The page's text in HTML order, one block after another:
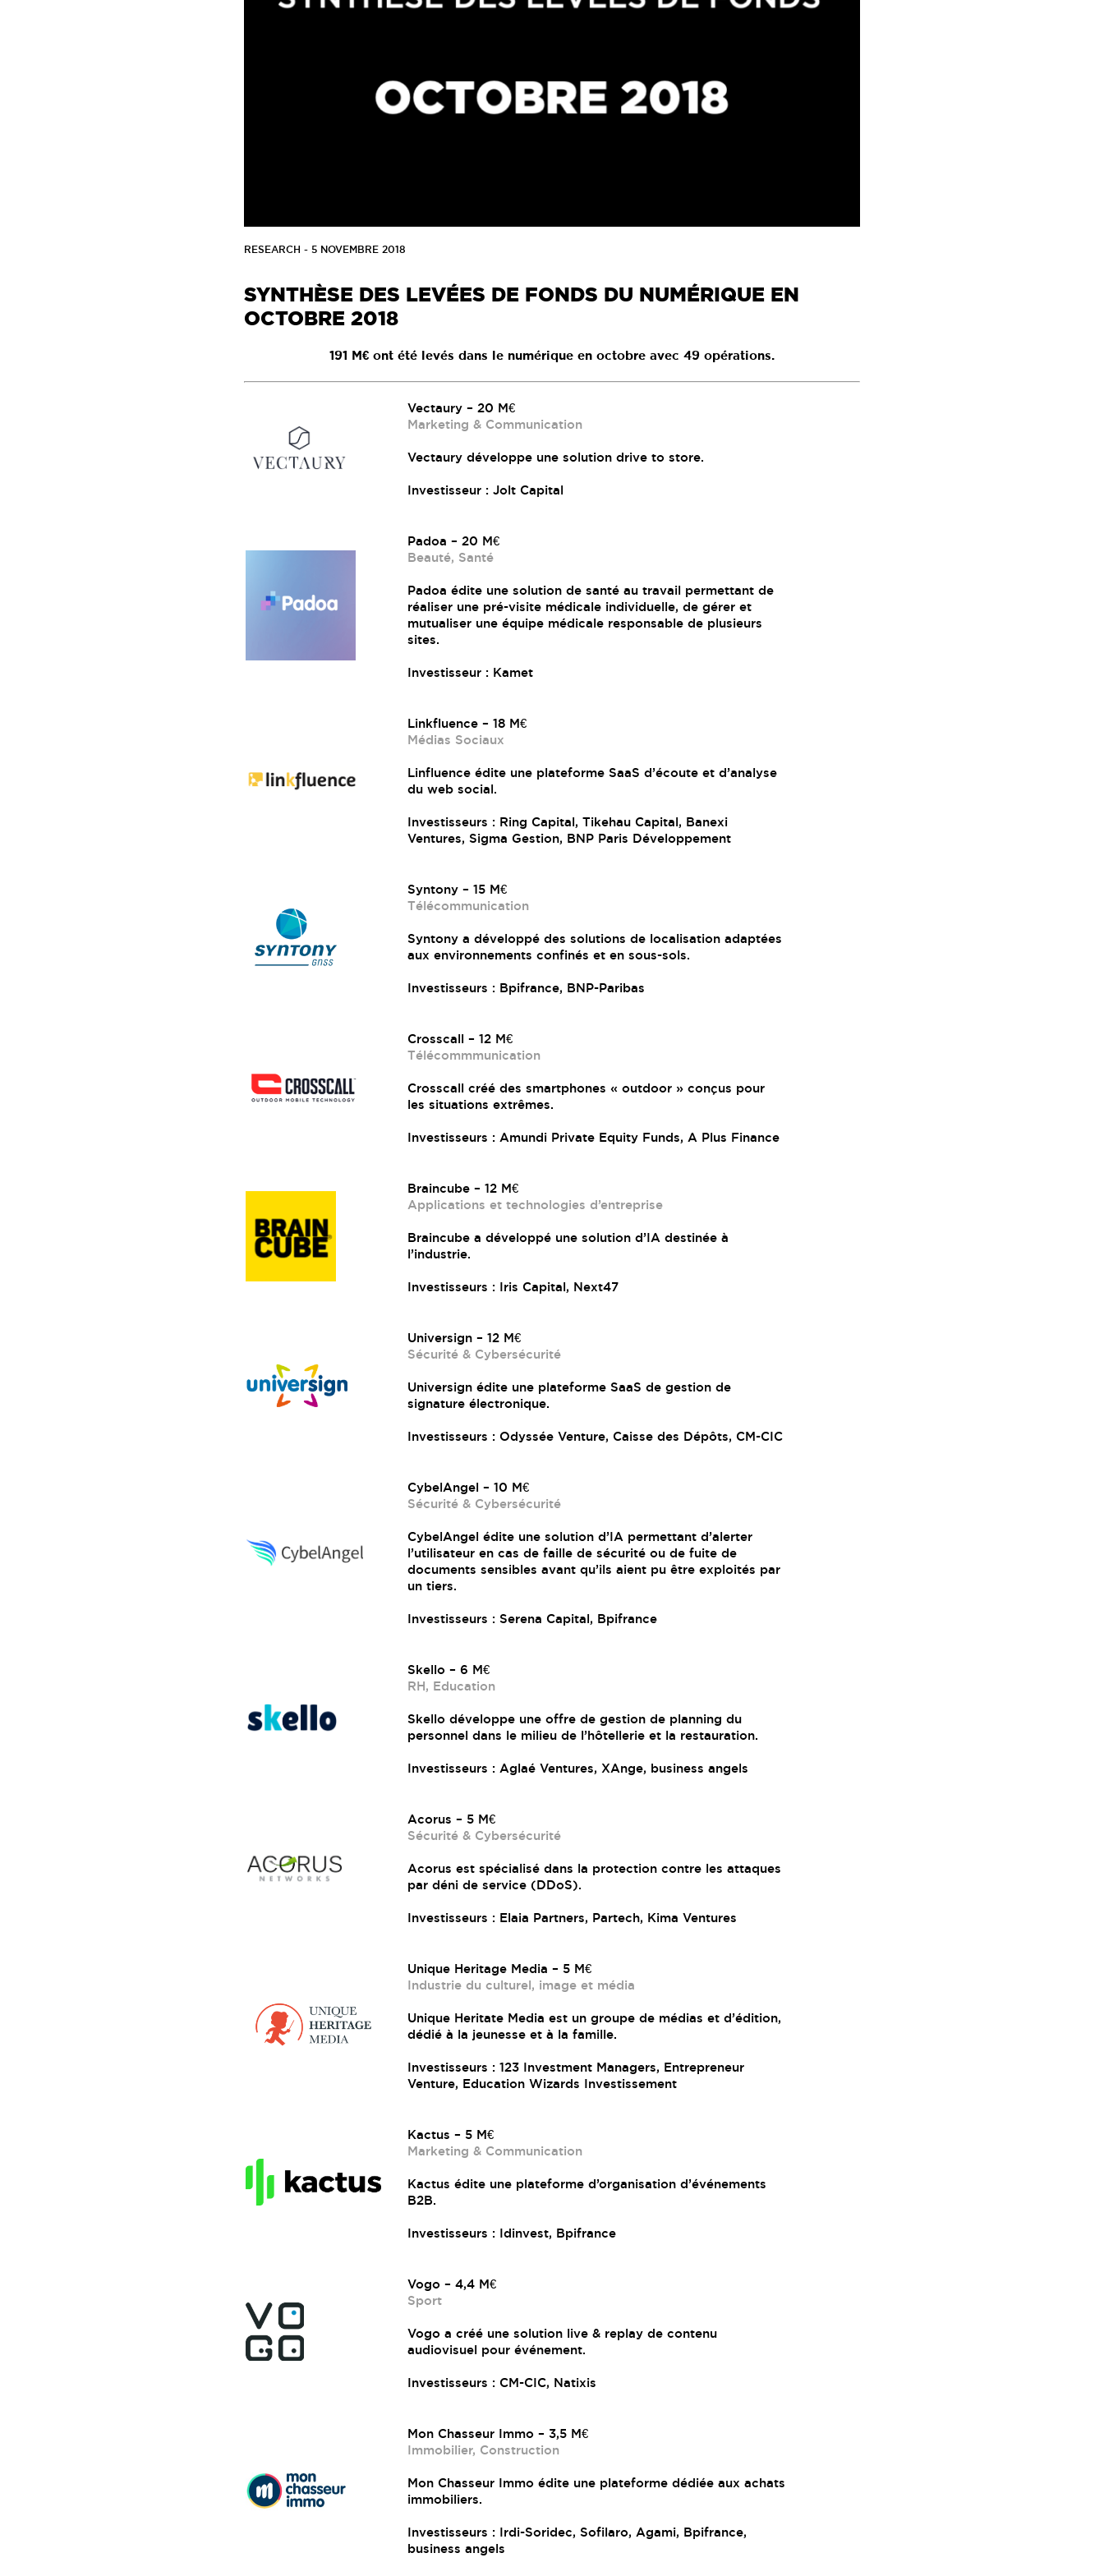
RESEARCH - 5 NOVEMBRE 2018
SYNTHÈSE DES LEVÉES DE FONDS DU NUMÉRIQUE EN
OCTOBRE 2018
191 M€ ont été levés dans le numérique en octobre avec 49 opérations.
Vectaury – 20 M€
Marketing & Communication
Vectaury développe une solution drive to store.
Investisseur : Jolt Capital
Padoa – 20 M€
Beauté, Santé
Padoa édite une solution de santé au travail permettant de
réaliser une pré-visite médicale individuelle, de gérer et
mutualiser une équipe médicale responsable de plusieurs
sites.
Investisseur : Kamet
Linkfluence – 18 M€
Médias Sociaux
Linfluence édite une plateforme SaaS d’écoute et d’analyse
du web social.
Investisseurs : Ring Capital, Tikehau Capital, Banexi
Ventures, Sigma Gestion, BNP Paris Développement
Syntony – 15 M€
Télécommunication
Syntony a développé des solutions de localisation adaptées
aux environnements confinés et en sous-sols.
Investisseurs : Bpifrance, BNP-Paribas
Crosscall – 12 M€
Télécommmunication
Crosscall créé des smartphones « outdoor » conçus pour
les situations extrêmes.
Investisseurs : Amundi Private Equity Funds, A Plus Finance
Braincube – 12 M€
Applications et technologies d’entreprise
Braincube a développé une solution d’IA destinée à
l’industrie.
Investisseurs : Iris Capital, Next47
Universign – 12 M€
Sécurité & Cybersécurité
Universign édite une plateforme SaaS de gestion de
signature électronique.
Investisseurs : Odyssée Venture, Caisse des Dépôts, CM-CIC
CybelAngel – 10 M€
Sécurité & Cybersécurité
CybelAngel édite une solution d’IA permettant d’alerter
l’utilisateur en cas de faille de sécurité ou de fuite de
documents sensibles avant qu’ils aient pu être exploités par
un tiers.
Investisseurs : Serena Capital, Bpifrance
Skello – 6 M€
RH, Education
Skello développe une offre de gestion de planning du
personnel dans le milieu de l’hôtellerie et la restauration.
Investisseurs : Aglaé Ventures, XAnge, business angels
Acorus – 5 M€
Sécurité & Cybersécurité
Acorus est spécialisé dans la protection contre les attaques
par déni de service (DDoS).
Investisseurs : Elaia Partners, Partech, Kima Ventures
Unique Heritage Media – 5 M€
Industrie du culturel, image et média
Unique Heritate Media est un groupe de médias et d’édition,
dédié à la jeunesse et à la famille.
Investisseurs : 123 Investment Managers, Entrepreneur
Venture, Education Wizards Investissement
Kactus – 5 M€
Marketing & Communication
Kactus édite une plateforme d’organisation d’événements
B2B.
Investisseurs : Idinvest, Bpifrance
Vogo – 4,4 M€
Sport
Vogo a créé une solution live & replay de contenu
audiovisuel pour événement.
Investisseurs : CM-CIC, Natixis
Mon Chasseur Immo – 3,5 M€
Immobilier, Construction
Mon Chasseur Immo édite une plateforme dédiée aux achats
immobiliers.
Investisseurs : Irdi-Soridec, Sofilaro, Agami, Bpifrance,
business angels